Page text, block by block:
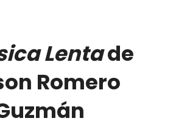
Lentade
Romero